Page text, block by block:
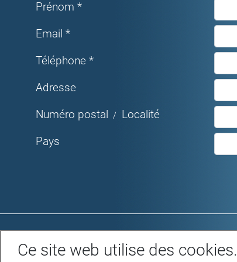
Prénom *
Email *
Téléphone *
Adresse
Numéro postal / Localité
Pays
Tél. +41 22 312 04 50 - fax +41 22 312 04
Ce site web utilise des cookies.